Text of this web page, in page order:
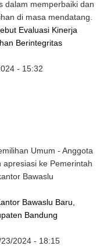
dalam memperbaiki dan
di masa mendatang.
Evaluasi Kinerja
Berintegritas
- 15:32
Umum - Anggota
ke Pemerintah
Bawaslu
Bawaslu Baru,
Bandung
2024 - 18:15